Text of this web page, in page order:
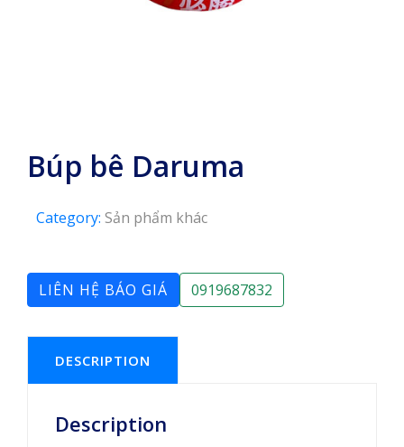
Búp bê Daruma
Category: Sản phẩm khác
LIÊN HỆ BÁO GIÁ 0919687832
DESCRIPTION
Description